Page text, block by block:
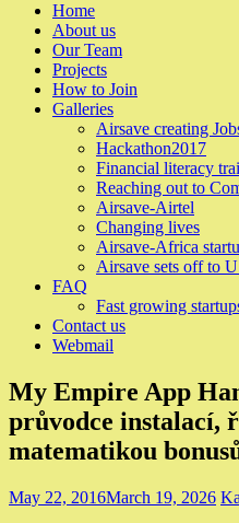
Home
About us
Our Team
Projects
How to Join
Galleries
Airsave creating
Hackathon2017
Financial literacy
Reaching out to
Airsave-Airtel
Changing lives
Airsave-Africa
Airsave sets off to
FAQ
Fast growing
Contact us
Webmail
My Empire App
průvodce instalací,
matematikou
May 22, 2016March 19, 2026